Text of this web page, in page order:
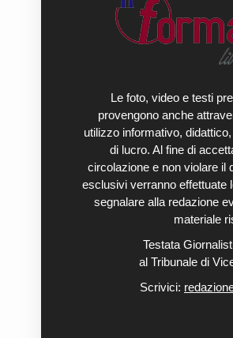
Le foto, video e testi
provengono anche
utilizzo informativo,
di lucro. Al fine di
circolazione e non violare il
esclusivi verranno effettuate
segnalare alla redazione
materiale
Testata
al Tribunale di
Scrivici: